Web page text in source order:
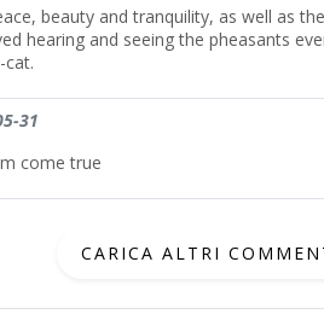
beauty and tranquility, as well as
hearing and seeing the pheasants
cat.
31
come true
CARICA ALTRI